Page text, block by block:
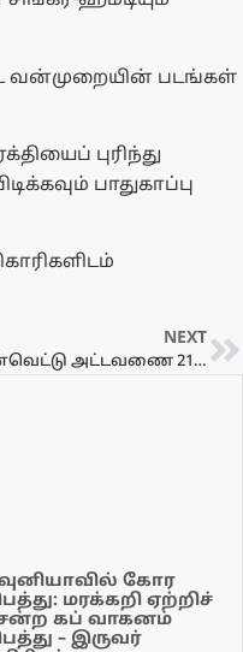
வன்முறையின் படங்கள்
புரிந்து
பாதுகாப்பு
NEXT
Power Cut Schedule – மின்வெட்டு அட்டவணை 21.06.2022
கோர
மரக்கறி ஏற்றிச்
கப் வாகனம்
– இருவர்